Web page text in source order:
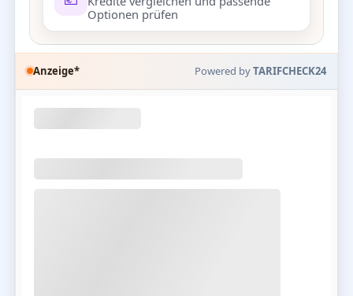
Optionen prüfen
Anzeige* Powered byTARIFCHECK24